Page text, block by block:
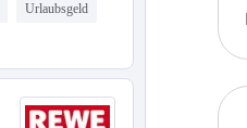
Urlaubsgeld